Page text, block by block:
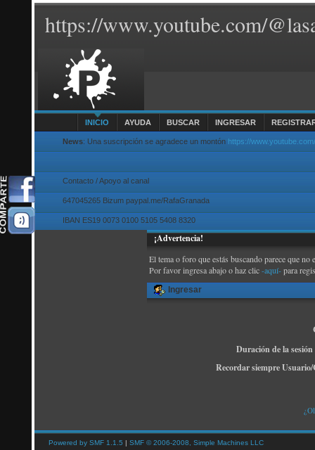
https://www.youtube.com/
INICIO AYUDA BUSCAR INGRESAR
News: Una suscripción se agradece un montón https://
Contacto / Apoyo al canal
647045265 Bizum paypal.me/RafaGranada
IBAN ES19 0073 0100 5105 5408 8320
¡Advertencia!
El tema o foro que estás buscando parece que
Por favor ingresa abajo o haz clic-aquí-para
Ingresar
Duración de la
Recordar siempre
Powered by SMF 1.1.5 | SMF © 2006-2008, Simple Machines LLC